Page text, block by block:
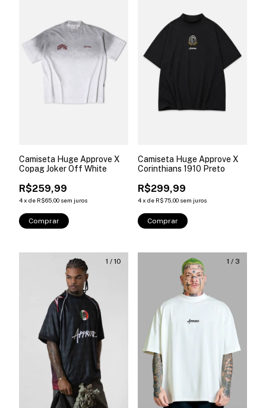
Camiseta Huge Approve X
Copag Joker Off White
R$259,99
4x de R$65,00 sem juros
Comprar
Camiseta Huge Approve X
Corinthians 1910 Preto
R$299,99
4x de R$75,00 sem juros
Comprar
1 / 10 1 / 3